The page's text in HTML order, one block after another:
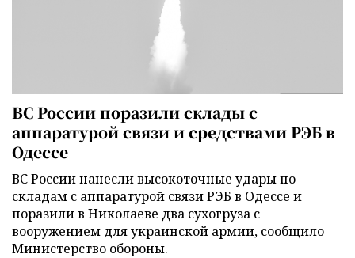
ВС России поразили склады с
аппаратурой связи и средствами РЭБ в
Одессе
ВС России нанесли высокоточные удары по
складам с аппаратурой связи РЭБ в Одессе и
поразили в Николаеве два сухогруза с
вооружением для украинской армии, сообщило
Министерство обороны.